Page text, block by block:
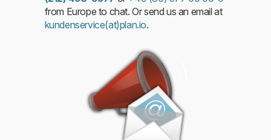
Mehr
from Europe to chat. Or send us an email at
kundenservice(at)plan.io.